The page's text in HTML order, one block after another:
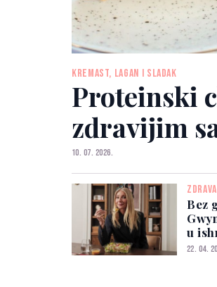
KREMAST, LAGAN I SLADAK
Proteinski
zdravijim
10. 07. 2026.
Bez
u
22. 04.